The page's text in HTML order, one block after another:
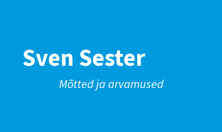
Sven Sester
Mõtted ja arvamused